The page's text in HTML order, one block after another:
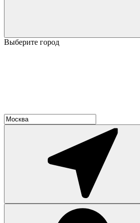
Выберите город